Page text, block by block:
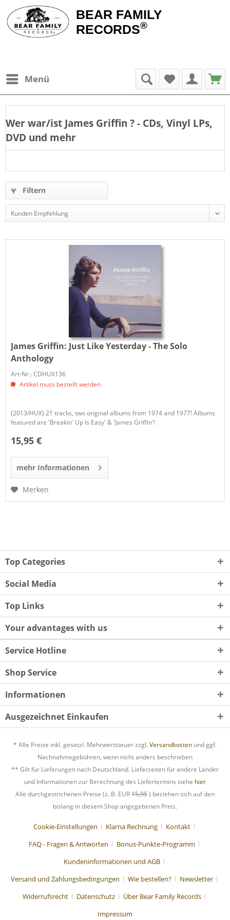
BEAR FAMILY
RECORDS®
Menü
Wer war/ist James Griffin ? - CDs, Vinyl LPs,
DVD und mehr
Filtern
James Griffin: Just Like Yesterday - The Solo
Anthology
Art-Nr.: CDHUX136
Artikel muss bestellt werden
(2013/HUX) 21 tracks, two original albums from 1974 and 1977! Albums
featured are 'Breakin' Up Is Easy' & 'James Griffin'!
15,95 €
mehr Informationen
Merken
Top Categories
Social Media
Top Links
Your advantages with us
Service Hotline
Shop Service
Informationen
Ausgezeichnet Einkaufen
* Alle Preise inkl. gesetzl. Mehrwertsteuer zzgl. Versandkosten und ggf.
Nachnahmegebühren, wenn nicht anders beschrieben
** Gilt für Lieferungen nach Deutschland. Lieferzeiten für andere Länder
und Informationen zur Berechnung des Liefertermins siehe hier
Alle durchgestrichenen Preise (z. B. EUR15,95) beziehen sich auf den
bislang in diesem Shop angegebenen Preis.
Cookie-Einstellungen Klarna Rechnung
Kontakt
FAQ - Fragen & Antworten
Bonus-Punkte-Programm
Kundeninformationen und AGB
Versand und Zahlungsbedingungen
Wie bestellen?
Newsletter
Widerrufsrecht
Datenschutz
Über Bear Family Records
Impressum